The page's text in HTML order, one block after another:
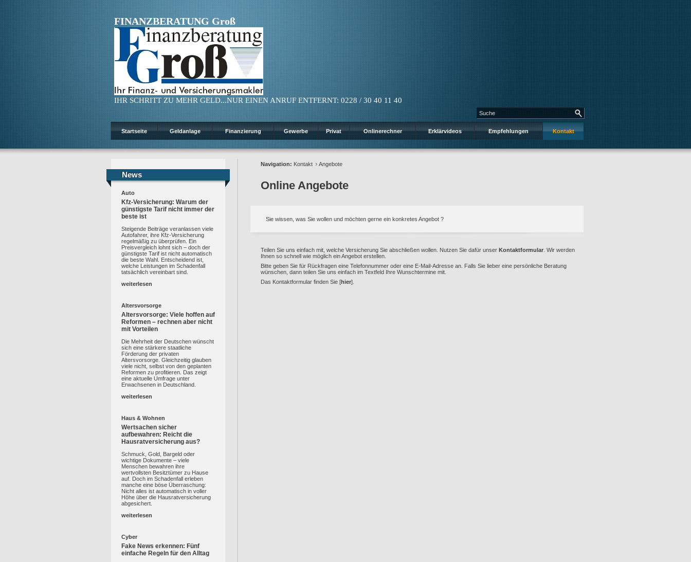
FINANZBERATUNG Groß
IHR SCHRITT ZU MEHR GELD...NUR EINEN ANRUF ENTFERNT: 0228 / 30 40 11 40
Startseite Geldanlage Finanzierung Gewerbe Privat Onlinerechner Erklärvideos Empfehlungen Kontakt
News
News
Auto
Kfz-Versicherung: Warum der
günstigste Tarif nicht immer der
beste ist
Steigende Beiträge veranlassen viele
Autofahrer, ihre Kfz-Versicherung
regelmäßig zu überprüfen. Ein
Preisvergleich lohnt sich – doch der
günstigste Tarif ist nicht automatisch
die beste Wahl. Entscheidend ist,
welche Leistungen im Schadenfall
tatsächlich vereinbart sind.
weiterlesen
Altersvorsorge
Altersvorsorge: Viele hoffen auf
Reformen – rechnen aber nicht
mit Vorteilen
Die Mehrheit der Deutschen wünscht
sich eine stärkere staatliche
Förderung der privaten
Altersvorsorge. Gleichzeitig glauben
viele nicht, selbst von den geplanten
Reformen zu profitieren. Das zeigt
eine aktuelle Umfrage unter
Erwachsenen in Deutschland.
weiterlesen
Haus & Wohnen
Wertsachen sicher
aufbewahren: Reicht die
Hausratversicherung aus?
Schmuck, Gold, Bargeld oder
wichtige Dokumente – viele
Menschen bewahren ihre
wertvollsten Besitztümer zu Hause
auf. Doch im Schadenfall erleben
manche eine böse Überraschung:
Nicht alles ist automatisch in voller
Höhe über die Hausratversicherung
abgesichert.
weiterlesen
Cyber
Fake News erkennen: Fünf
einfache Regeln für den Alltag
Navigation: Kontakt Angebote
Online Angebote
Sie wissen, was Sie wollen und möchten gerne ein konkretes Angebot ?
Teilen Sie uns einfach mit, welche Versicherung Sie abschließen wollen. Nutzen Sie dafür unser Kontaktformular . Wir werden
Ihnen so schnell wie möglich ein Angebot erstellen.
Bitte geben Sie für Rückfragen eine Telefonnummer oder eine E-Mail-Adresse an. Falls Sie lieber eine persönliche Beratung
wünschen, dann teilen Sie uns einfach im Textfeld Ihre Wunschtermine mit.
Das Kontaktformular finden Sie [hier].